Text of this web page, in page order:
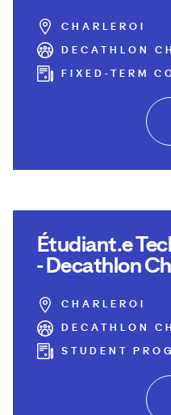
CHARLEROI
DECATHLON
FIXED-TERM
Étudiant.e
- Decathlon
CHARLEROI
DECATHLON
STUDENT